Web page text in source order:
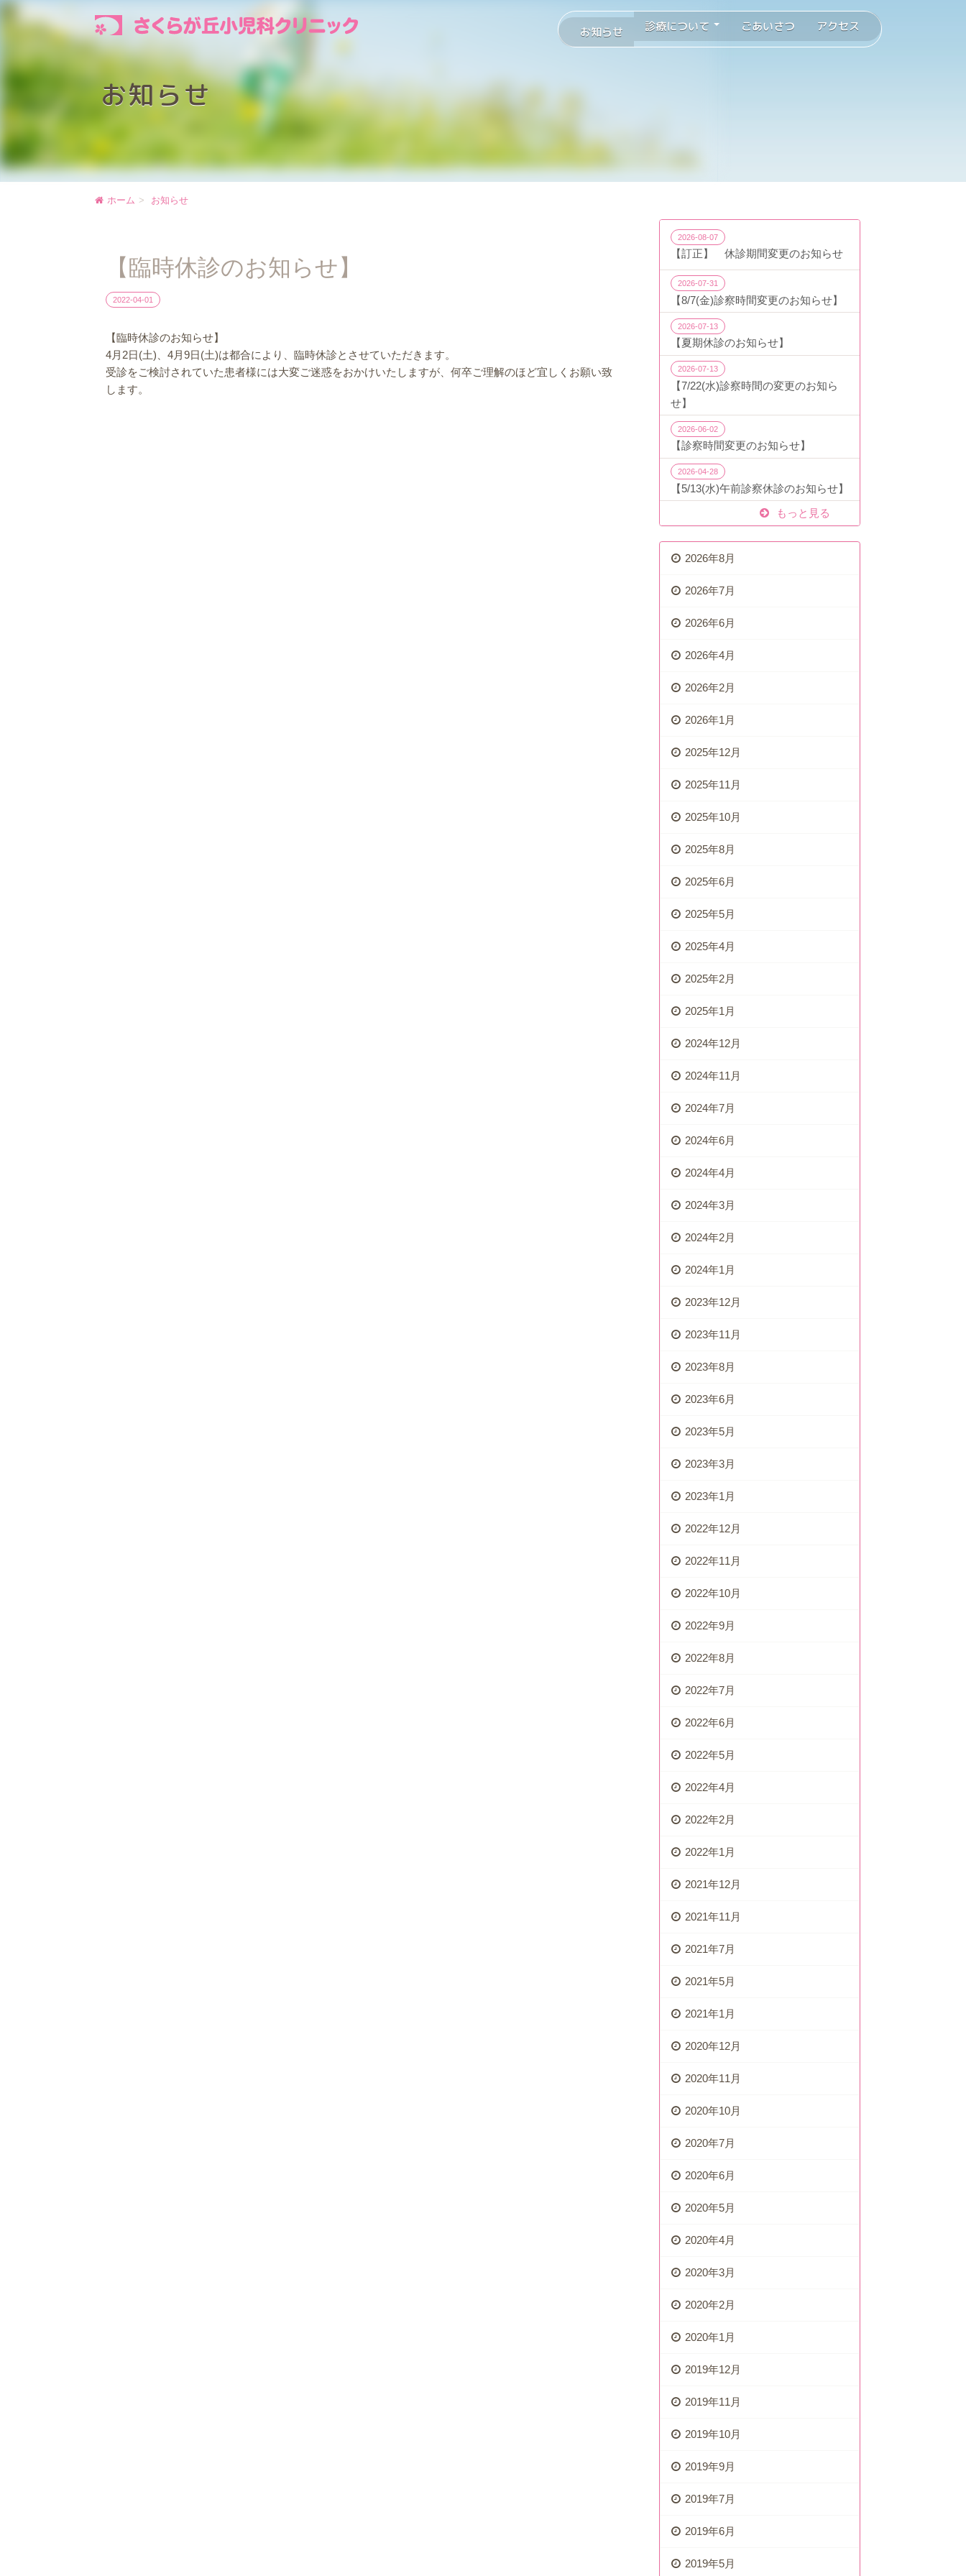
お知らせ 診療について ごあいさつ アクセス
お知らせ
ホーム お知らせ
【臨時休診のお知らせ】
2022-04-01
【臨時休診のお知らせ】
4月2日(土)、4月9日(土)は都合により、臨時休診とさせていただきます。
受診をご検討されていた患者様には大変ご迷惑をおかけいたしますが、何卒ご理解のほど宜しくお願い致
します。
2026-08-07
【訂正】 休診期間変更のお知らせ
2026-07-31
【8/7(金)診察時間変更のお知らせ】
2026-07-13
【夏期休診のお知らせ】
2026-07-13
【7/22(水)診察時間の変更のお知ら
せ】
2026-06-02
【診察時間変更のお知らせ】
2026-04-28
【5/13(水)午前診察休診のお知らせ】
もっと見る
2026年8月
2026年7月
2026年6月
2026年4月
2026年2月
2026年1月
2025年12月
2025年11月
2025年10月
2025年8月
2025年6月
2025年5月
2025年4月
2025年2月
2025年1月
2024年12月
2024年11月
2024年7月
2024年6月
2024年4月
2024年3月
2024年2月
2024年1月
2023年12月
2023年11月
2023年8月
2023年6月
2023年5月
2023年3月
2023年1月
2022年12月
2022年11月
2022年10月
2022年9月
2022年8月
2022年7月
2022年6月
2022年5月
2022年4月
2022年2月
2022年1月
2021年12月
2021年11月
2021年7月
2021年5月
2021年1月
2020年12月
2020年11月
2020年10月
2020年7月
2020年6月
2020年5月
2020年4月
2020年3月
2020年2月
2020年1月
2019年12月
2019年11月
2019年10月
2019年9月
2019年7月
2019年6月
2019年5月